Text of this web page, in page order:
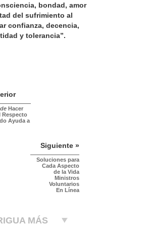
bondad, amor
del sufrimiento al
confianza, decencia,
y tolerancia”.
Hacer
Respecto
Ayuda a
Siguiente »
Soluciones para
Cada Aspecto
de la Vida
Ministros
Voluntarios
En Línea
MÁS